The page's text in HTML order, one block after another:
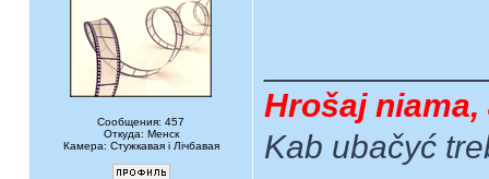
Сообщения: 457
Откуда: Менск
Камера: Стужкавая i Лічбавая
Hrošaj
Kab ubačyć